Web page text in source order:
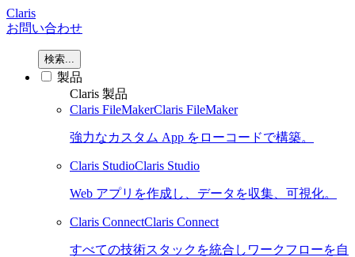
Claris
お問い合わせ
検索...
製品
Claris 製品
Claris FileMakerClaris FileMaker
強力なカスタム App をローコードで構築。
Claris StudioClaris Studio
Web アプリを作成し、データを収集、可視化。
Claris ConnectClaris Connect
すべての技術スタックを統合しワークフローを自